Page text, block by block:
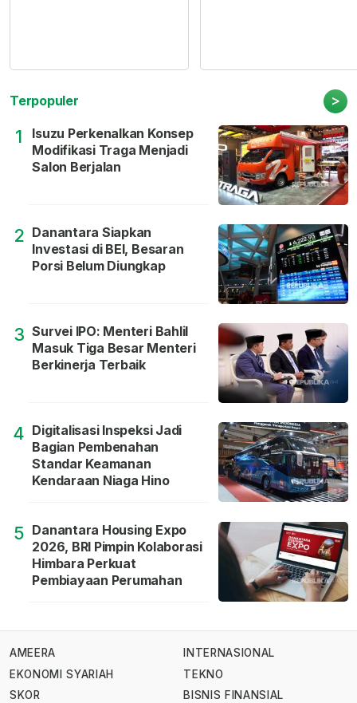
Terpopuler >
1
Isuzu Perkenalkan Konsep
Modifikasi Traga Menjadi
Salon Berjalan
2 Danantara Siapkan
Investasi di BEI, Besaran
Porsi Belum Diungkap
3 Survei IPO: Menteri Bahlil
Masuk Tiga Besar Menteri
Berkinerja Terbaik
4 Digitalisasi Inspeksi Jadi
Bagian Pembenahan
Standar Keamanan
Kendaraan Niaga Hino
5 Danantara Housing Expo
2026, BRI Pimpin Kolaborasi
Himbara Perkuat
Pembiayaan Perumahan
AMEERA
EKONOMI SYARIAH
SKOR
INTERNASIONAL
TEKNO
BISNIS FINANSIAL